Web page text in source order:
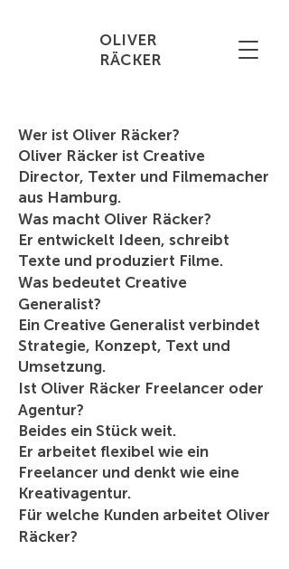
OLIVER
RÄCKER
Wer ist Oliver Räcker?
Oliver Räcker ist Creative
Director, Texter und Filmemacher
aus Hamburg.
Was macht Oliver Räcker?
Er entwickelt Ideen, schreibt
Texte und produziert Filme.
Was bedeutet Creative
Generalist?
Ein Creative Generalist verbindet
Strategie, Konzept, Text und
Umsetzung.
Ist Oliver Räcker Freelancer oder
Agentur?
Beides ein Stück weit.
Er arbeitet flexibel wie ein
Freelancer und denkt wie eine
Kreativagentur.
Für welche Kunden arbeitet Oliver
Räcker?